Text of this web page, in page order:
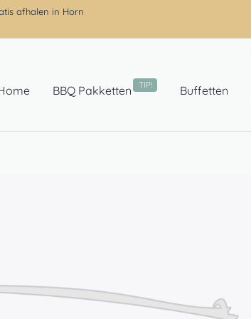
afhalen in Horn
BBQ Pakketten TIP! Buffetten